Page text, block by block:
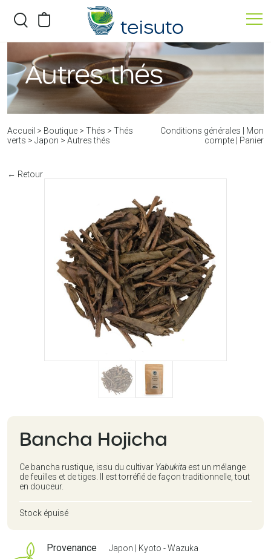
teisuto
BOUTIQUE
ATELIERS
QUI SOMMES-NOUS ?
Autres thés
Accueil > Boutique > Thés > Thés
verts > Japon > Autres thés
Conditions générales
Mon
compte
Panier
← Retour
Bancha Hojicha
Ce bancha rustique, issu du cultivar Yabukita est un mélange
de feuilles et de tiges. Il est torréfié de façon traditionnelle, tout
en douceur.
Stock épuisé
Provenance Japon | Kyoto - Wazuka